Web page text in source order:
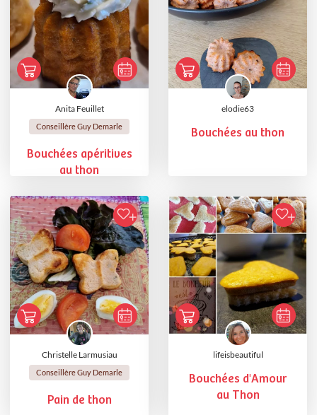
Anita Feuillet
Conseillère Guy Demarle
Bouchées apéritives
au thon
elodie63
Bouchées au thon
Christelle Larmusiau
Conseillère Guy Demarle
Pain de thon
lifeisbeautiful
Bouchées d'Amour
au Thon